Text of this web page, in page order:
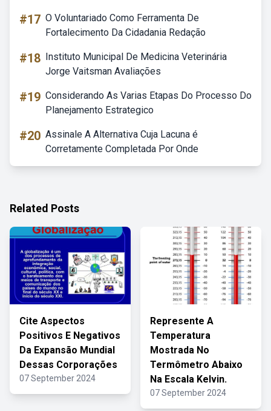
#17 O Voluntariado Como Ferramenta De
Fortalecimento Da Cidadania Redação
#18 Instituto Municipal De Medicina Veterinária
Jorge Vaitsman Avaliações
#19 Considerando As Varias Etapas Do Processo Do
Planejamento Estrategico
#20 Assinale A Alternativa Cuja Lacuna é
Corretamente Completada Por Onde
Related Posts
Cite Aspectos
Positivos E Negativos
Da Expansão Mundial
Dessas Corporações
07 September 2024
Represente A
Temperatura
Mostrada No
Termômetro Abaixo
Na Escala Kelvin.
07 September 2024